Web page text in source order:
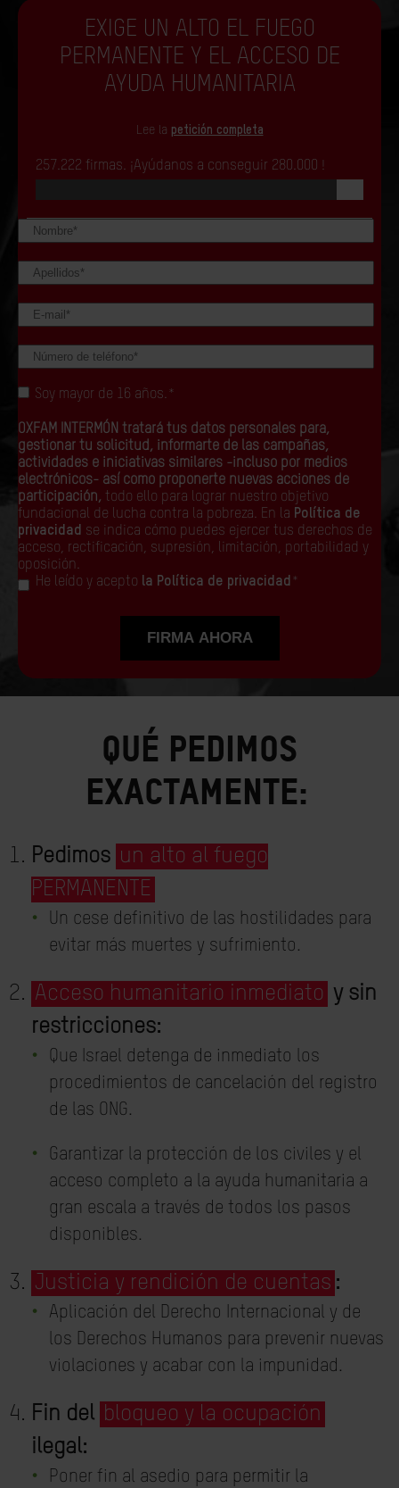
EXIGE UN ALTO EL FUEGO
PERMANENTE Y EL ACCESO DE
AYUDA HUMANITARIA
Lee la petición completa
257.222 firmas. ¡Ayúdanos a conseguir 280.000 !
Soy mayor de 16 años. *
OXFAM INTERMÓN tratará tus datos personales para,
gestionar tu solicitud, informarte de las campañas,
actividades e iniciativas similares -incluso por medios
electrónicos- así como proponerte nuevas acciones de
participación, todo ello para lograr nuestro objetivo
fundacional de lucha contra la pobreza. En la Política de
privacidad se indica cómo puedes ejercer tus derechos de
acceso, rectificación, supresión, limitación, portabilidad y
oposición.
He leído y acepto la Política de privacidad *
QUÉ PEDIMOS
EXACTAMENTE:
Pedimos un alto al fuego
PERMANENTE
Un cese definitivo de las hostilidades para
evitar más muertes y sufrimiento.
Acceso humanitario inmediato y sin
restricciones:
Que Israel detenga de inmediato los
procedimientos de cancelación del registro
de las ONG.
Garantizar la protección de los civiles y el
acceso completo a la ayuda humanitaria a
gran escala a través de todos los pasos
disponibles.
Justicia y rendición de cuentas :
Aplicación del Derecho Internacional y de
los Derechos Humanos para prevenir nuevas
violaciones y acabar con la impunidad.
Fin del bloqueo y la ocupación
ilegal:
Poner fin al asedio para permitir la